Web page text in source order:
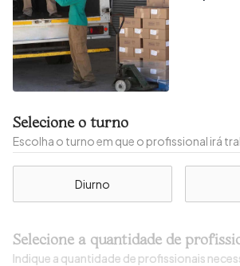
Selecione o turno
Escolha o turno em que o profissional irá
Diurno
Selecione a quantidade de
Indique a quantidade de profissionais